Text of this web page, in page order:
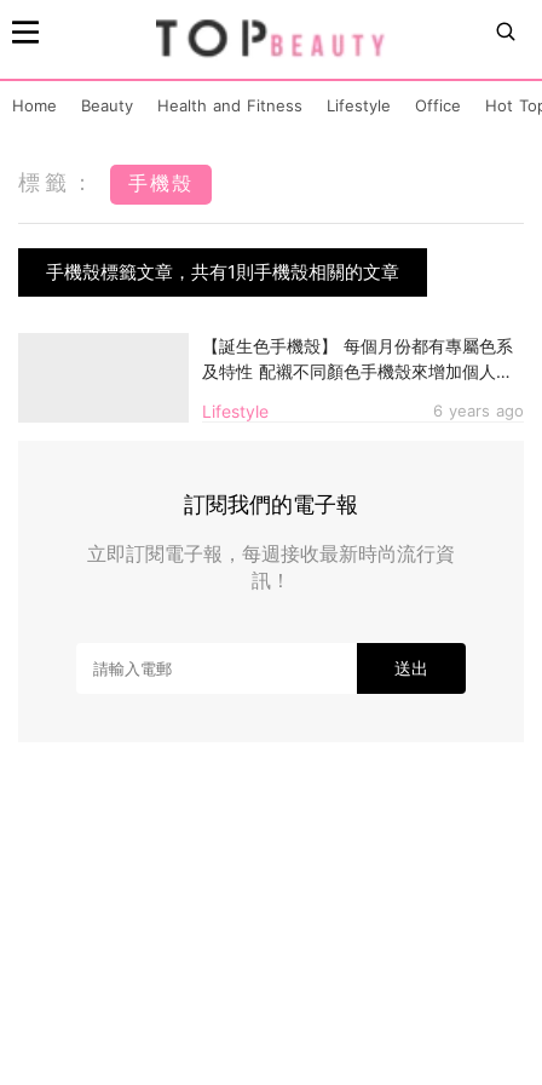
Home Beauty Health and Fitness Lifestyle Office Hot
標籤： 手機殼
手機殼標籤文章，共有1則手機殼相關的文章
Lifestyle 6 years ago
【誕生色手機殼】 每個月份都有專屬色系
及特性 配襯不同顏色手機殼來增加個人運
訂閱我們的電子報
立即訂閱電子報，每週接收最新時尚流行資
訊！
送出